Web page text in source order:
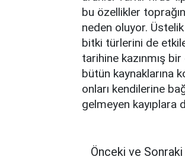
bu özellikler
neden oluyor.
bitki türlerini de
tarihine kazınmış
bütün kaynaklarına
onları kendilerine
gelmeyen kayıplara
Önceki ve Sonraki